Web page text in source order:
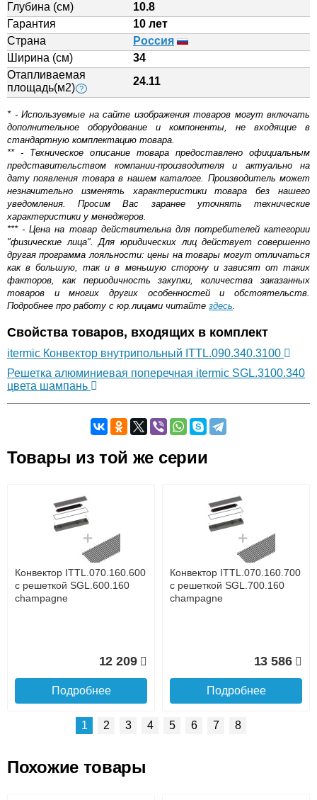
Глубина (см)
10.8
Гарантия
10 лет
Страна
Россия
Ширина (см)
34
Отапливаемая
площадь(м2) ?
24.11
* - Используемые на сайте изображения товаров могут включать
дополнительное оборудование и компоненты, не входящие в
стандартную комплектацию товара.
** - Техническое описание товара предоставлено официальным
представительством компании-производителя и актуально на
дату появления товара в нашем каталоге. Производитель может
незначительно изменять характеристики товара без нашего
уведомления. Просим Вас заранее уточнять технические
характеристики у менеджеров.
*** - Цена на товар действительна для потребителей категории
"физические лица". Для юридических лиц действует совершенно
другая программа лояльности: цены на товары могут отличаться
как в большую, так и в меньшую сторону и зависят от таких
факторов, как периодичность закупки, количества заказанных
товаров и многих других особенностей и обстоятельств.
Подробнее про работу с юр.лицами читайте здесь.
Свойства товаров, входящих в комплект
itermic Конвектор внутрипольный ITTL.090.340.3100
Решетка алюминиевая поперечная itermic SGL.3100.340
цвета шампань
Оставьте отзыв
Доставка сантехники по Москве и Московской области
Наличный расчёт
Банковской картой на сайте в режиме реального
времени
Банковской картой при получении товара как при
доставке, так и самовывозом
Интернет-деньгами (Yandex-деньги, Web-money,
Qiwi-кошельки и другие).
Безналичный расчёт (возможно и с НДС)
Товары из той же серии
Конвектор ITTL.070.160.600
с решеткой SGL.600.160
champagne
12 209
Подробнее
Конвектор ITTL.070.160.700
с решеткой SGL.700.160
champagne
13 586
Подробнее
1 2 3 4 5 6 7 8
Похожие товары